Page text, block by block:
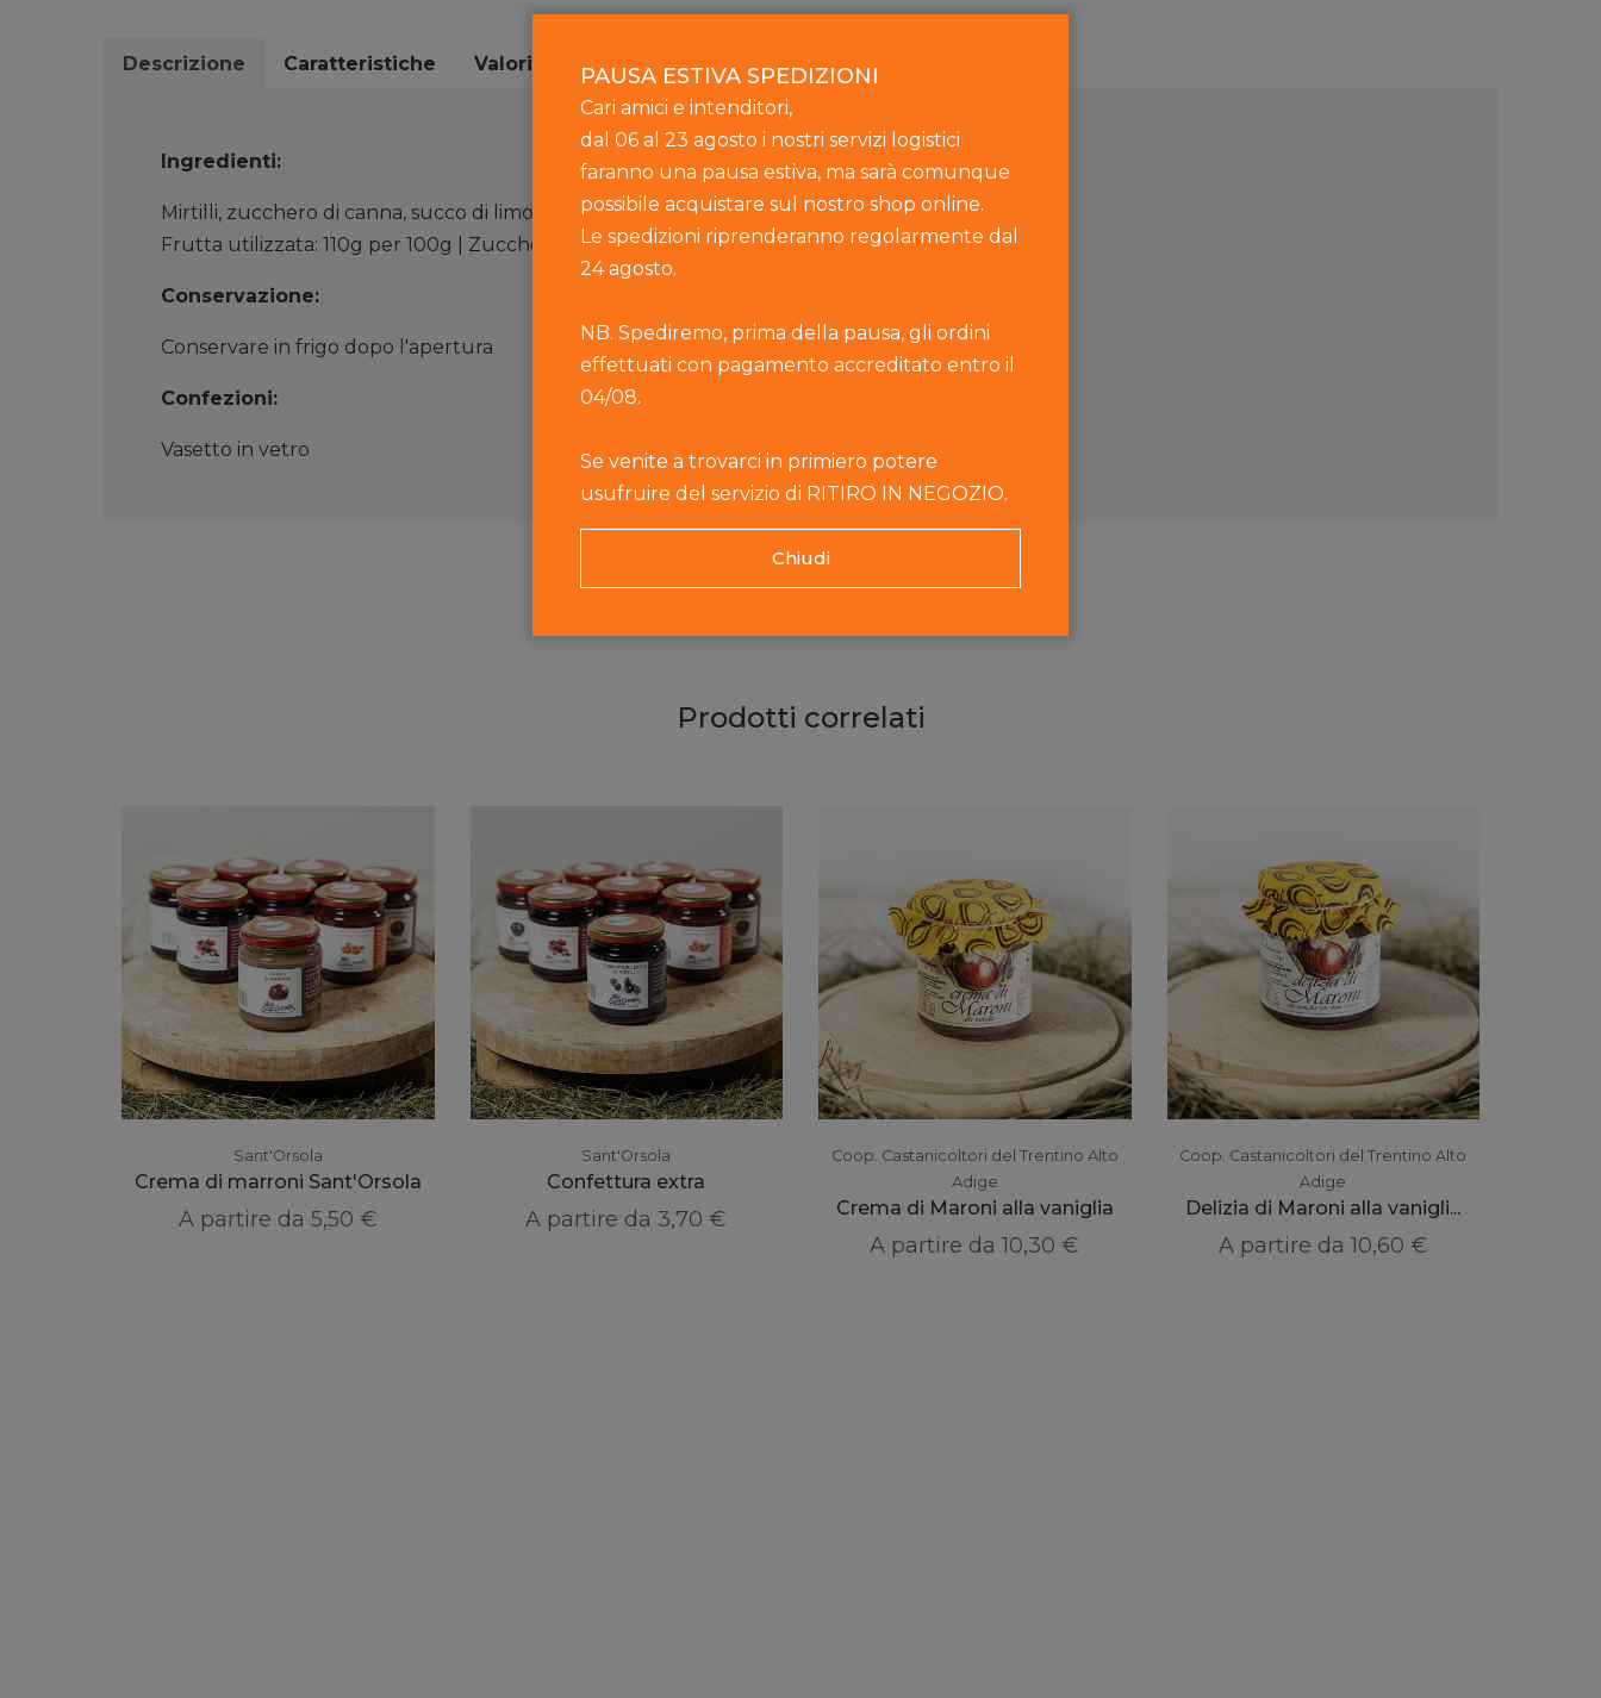
Descrizione Caratteristiche Valori nutrizionali
Ingredienti:
Mirtilli, zucchero di canna, succo di limone
Frutta utilizzata: 110g per 100g | Zuccheri totali: 49g per 100g
Conservazione:
Conservare in frigo dopo l'apertura
Confezioni:
Vasetto in vetro
Prodotti correlati
Sant'Orsola
Crema di marroni Sant'Orsola
A partire da 5,50 €
Sant'Orsola
Confettura extra
A partire da 3,70 €
Coop. Castanicoltori del Trentino Alto
Adige
Crema di Maroni alla vaniglia
A partire da10,30 €
Coop. Castanicoltori del Trentino Alto
Adige
Delizia di Maroni alla vanigli...
A partire da 10,60 €
PAUSA ESTIVA SPEDIZIONI
Cari amici e intenditori,
dal 06 al 23 agosto i nostri servizi logistici
faranno una pausa estiva, ma sarà comunque
possibile acquistare sul nostro shop online.
Le spedizioni riprenderanno regolarmente dal
24 agosto.
NB. Spediremo, prima della pausa, gli ordini
effettuati con pagamento accreditato entro il
04/08.
Se venite a trovarci in primiero potere
usufruire del servizio di RITIRO IN NEGOZIO.
Chiudi